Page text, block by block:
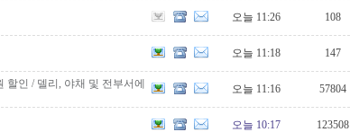
오늘 11:26 108
오늘 11:18 147
인 / 델리, 야채 및 전부서에
오늘 11:16 57804
오늘 10:17 123508